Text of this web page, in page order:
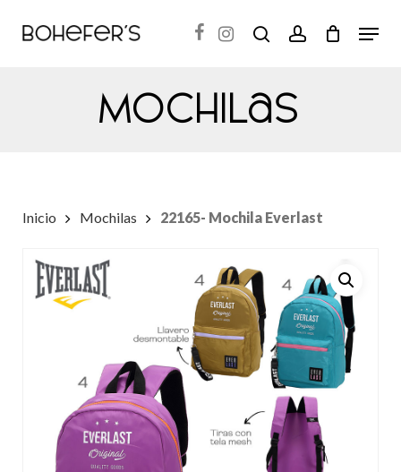
search accountMenu
Inicio Mochilas 22165- Mochila Everlast
Mochilas